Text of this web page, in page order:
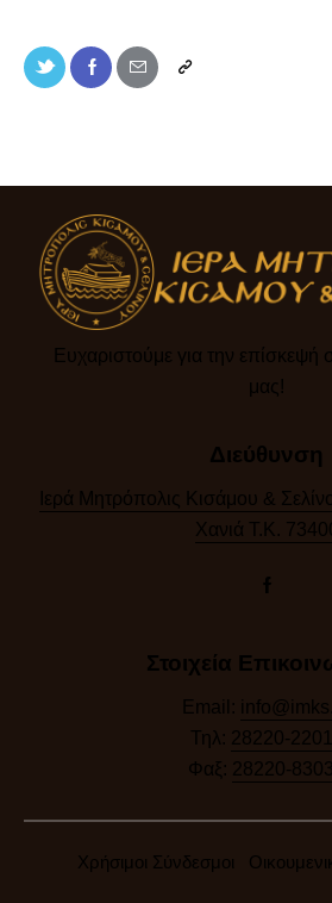
Ευχαριστούμε για την επίσκεψή
μας!​
Διεύθυνση
Ιερά Μητρόπολις Κισάμου &
Χανιά Τ.Κ.
Στοιχεία
Email:
Τηλ: 28220-
Φαξ: 28220-
Χρήσιμοι Σύνδεσμοι